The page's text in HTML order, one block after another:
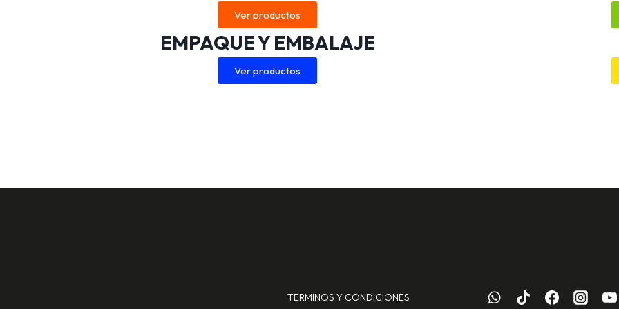
Ver productos
EMPAQUE Y EMBALAJE
Ver productos
TERMINOS Y CONDICIONES